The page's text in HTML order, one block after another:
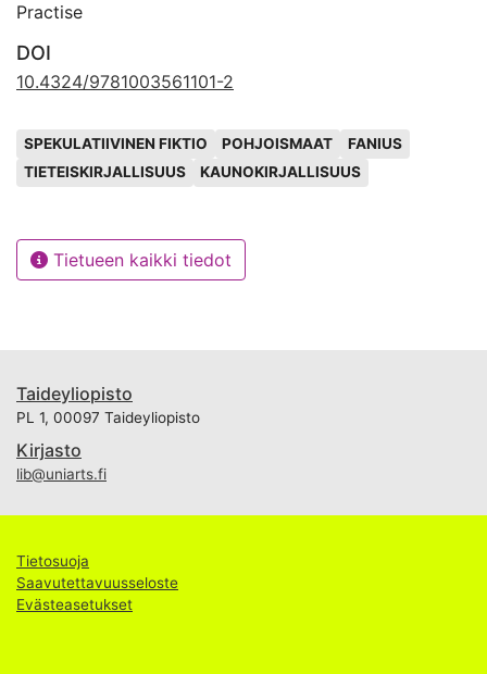
Practise
DOI
10.4324/9781003561101-2
SPEKULATIIVINEN FIKTIO POHJOISMAAT
FANIUS
TIETEISKIRJALLISUUS
KAUNOKIRJALLISUUS
Tietueen kaikki tiedot
Taideyliopisto
PL 1, 00097 Taideyliopisto
Kirjasto
lib@uniarts.fi
Tietosuoja
Saavutettavuusseloste
Evästeasetukset